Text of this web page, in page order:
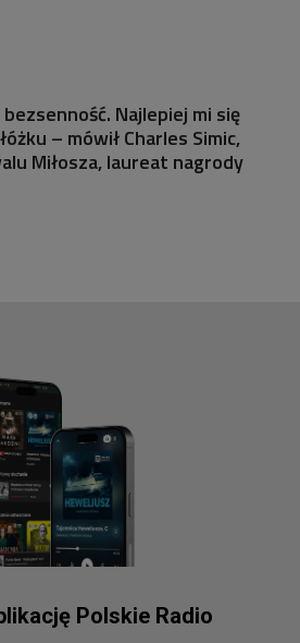
Najlepiej mi się
– mówił Charles Simic,
Miłosza, laureat nagrody
Polskie Radio